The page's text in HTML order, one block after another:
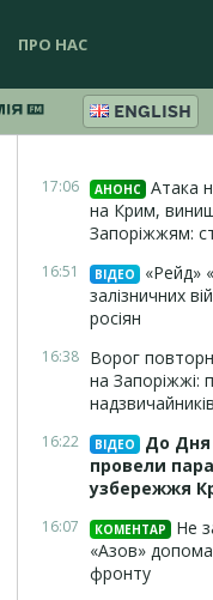
ПРО НАС
ENGLISH
17:06 АНОНС Атака
на Крим,
Запоріжжям:
16:51 ВІДЕО
«Рейд»
залізничних
росіян
16:38 Ворог
на Запоріжжі:
надзвичайників
16:22 ВІДЕО
До Дня
провели
узбережжя
16:07 КОМЕНТАР
Не
«Азов»
фронту